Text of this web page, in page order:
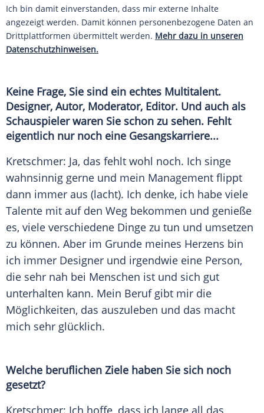
Ich bin damit einverstanden, dass mir externe Inhalte
angezeigt werden. Damit können personenbezogene Daten an
Drittplattformen übermittelt werden. Mehr dazu in unseren
Datenschutzhinweisen.
Keine Frage, Sie sind ein echtes Multitalent.
Designer, Autor, Moderator, Editor. Und auch als
Schauspieler waren Sie schon zu sehen. Fehlt
eigentlich nur noch eine Gesangskarriere...
Kretschmer: Ja, das fehlt wohl noch. Ich singe
wahnsinnig gerne und mein Management flippt
dann immer aus (lacht). Ich denke, ich habe viele
Talente mit auf den Weg bekommen und genieße
es, viele verschiedene Dinge zu tun und umsetzen
zu können. Aber im Grunde meines Herzens bin
ich immer Designer und irgendwie eine Person,
die sehr nah bei Menschen ist und sich gut
unterhalten kann. Mein Beruf gibt mir die
Möglichkeiten, das auszuleben und das macht
mich sehr glücklich.
Welche beruflichen Ziele haben Sie sich noch
gesetzt?